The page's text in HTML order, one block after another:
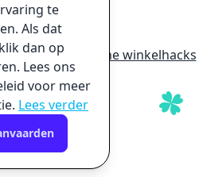
Ultieme online winkelhacks
Disclaimer
promoslab.com
te
Als dat
dan op
Lees ons
voor meer
Lees verder